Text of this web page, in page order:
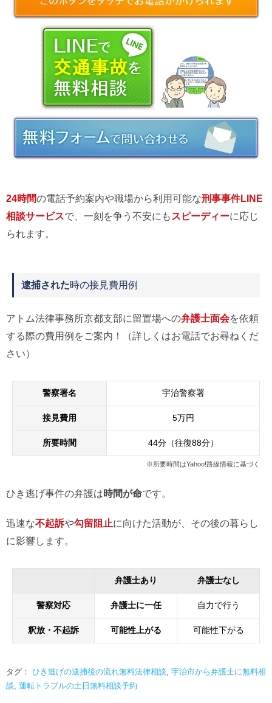
24時間の電話予約案内や職場から利用可能な刑事事件LINE
相談サービスで、一刻を争う不安にも スピーディーに応じ
られます。
逮捕された時の接見費用例
アトム法律事務所京都支部に留置場への弁護士面会を依頼
する際の費用例をご案内！（詳しくはお電話でお尋ねくだ
さい）
警察署名 宇治警察署
接見費用 5万円
所要時間 44分（往復88分）
※所要時間はYahoo!路線情報に基づく
ひき逃げ事件の弁護は時間が命です。
迅速な不起訴や勾留阻止に向けた活動が、その後の暮らし
に影響します。
弁護士あり 弁護士なし
警察対応 弁護士に一任 自力で行う
釈放・不起訴 可能性上がる 可能性下がる
タグ： ひき逃げの逮捕後の流れ無料法律相談, 宇治市から弁護士に無料相
談, 運転トラブルの土日無料相談予約